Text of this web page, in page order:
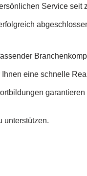
Service seit
eine schnelle
unterstützen.